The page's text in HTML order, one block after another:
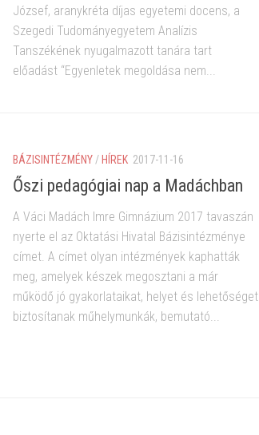
József, aranykréta díjas egyetemi docens, a
Szegedi Tudományegyetem Analízis
Tanszékének nyugalmazott tanára tart
előadást “Egyenletek megoldása nem...
BÁZISINTÉZMÉNY / HÍREK 2017-11-16
Őszi pedagógiai nap a Madáchban
A Váci Madách Imre Gimnázium 2017 tavaszán
nyerte el az Oktatási Hivatal Bázisintézménye
címet. A címet olyan intézmények kaphatták
meg, amelyek készek megosztani a már
működő jó gyakorlataikat, helyet és lehetőséget
biztosítanak műhelymunkák, bemutató...